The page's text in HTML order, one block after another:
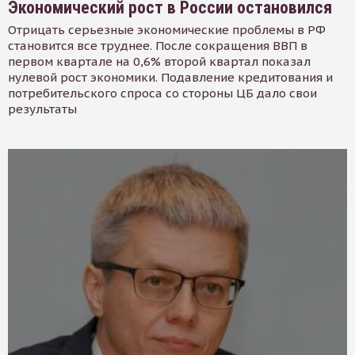
Экономический рост в России остановился
Отрицать серьезные экономические проблемы в РФ
становится все труднее. После сокращения ВВП в
первом квартале на 0,6% второй квартал показал
нулевой рост экономики. Подавление кредитования и
потребительского спроса со стороны ЦБ дало свои
результаты